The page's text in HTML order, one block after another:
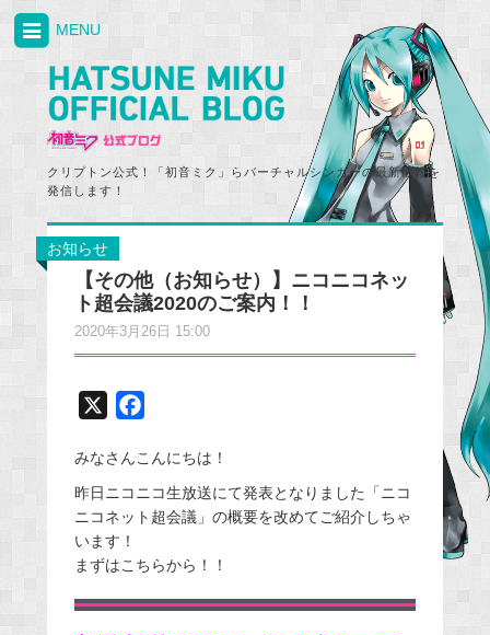
クリプトン公式！「初音ミク」らバーチャルシンガーの最新情報を
発信します！
MENU
お知らせ
【その他（お知らせ）】ニコニコネッ
ト超会議2020のご案内！！
2020年3月26日 15:00
c
e
b
o
k
みなさんこんにちは！
昨日ニコニコ生放送にて発表となりました「ニコ
ニコネット超会議」の概要を改めてご紹介しちゃ
います！
まずはこちらから！！